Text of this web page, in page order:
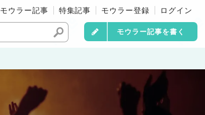
モウラー記事 特集記事 モウラー登録 ログイン
モウラー記事を書く